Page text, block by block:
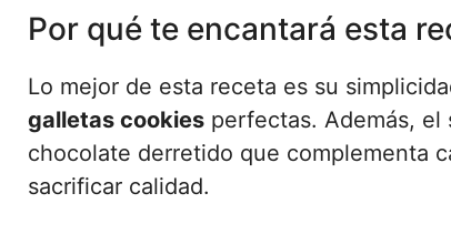
Por qué te encantará esta
Lo mejor de esta receta es su
galletas cookies perfectas. Además, el
chocolate derretido que complementa
sacrificar calidad.